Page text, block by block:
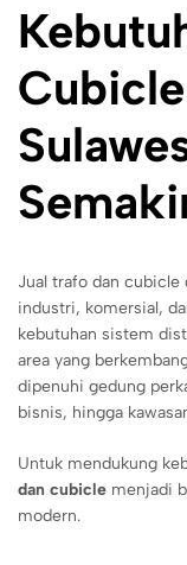
Jual trafo dan cubicle
industri, komersial,
kebutuhan sistem
area yang
dipenuhi gedung
bisnis, hingga
Untuk mendukung
dan cubicle menjadi
modern.